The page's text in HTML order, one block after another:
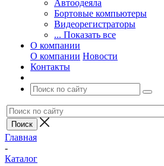
Автоодеяла
Бортовые компьютеры
Видеорегистраторы
... Показать все
О компании
О компании Новости
Контакты
Главная
-
Каталог